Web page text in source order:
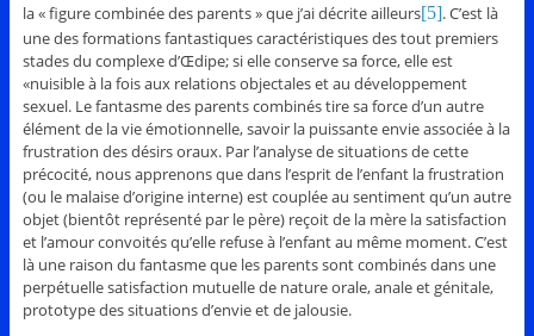
la « figure combinée des parents » que j’ai décrite ailleurs[5]. C’est là
une des formations fantastiques caractéristiques des tout premiers
stades du complexe d’Œdipe; si elle conserve sa force, elle est
«nuisible à la fois aux relations objectales et au développement
sexuel. Le fantasme des parents combinés tire sa force d’un autre
élément de la vie émotionnelle, savoir la puissante envie associée à la
frustration des désirs oraux. Par l’analyse de situations de cette
précocité, nous apprenons que dans l’esprit de l’enfant la frustration
(ou le malaise d’origine interne) est couplée au sentiment qu’un autre
objet (bientôt représenté par le père) reçoit de la mère la satisfaction
et l’amour convoités qu’elle refuse à l’enfant au même moment. C’est
là une raison du fantasme que les parents sont combinés dans une
perpétuelle satisfaction mutuelle de nature orale, anale et génitale,
prototype des situations d’envie et de jalousie.